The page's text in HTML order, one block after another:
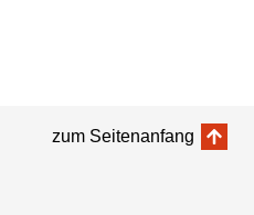
zum Seitenanfang